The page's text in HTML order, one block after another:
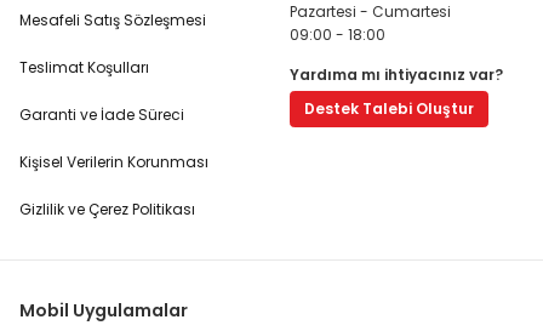
Mesafeli Satış Sözleşmesi
Teslimat Koşulları
Garanti ve İade Süreci
Kişisel Verilerin Korunması
Gizlilik ve Çerez Politikası
Pazartesi - Cumartesi
09:00 - 18:00
Yardıma mı ihtiyacınız var?
Destek Talebi Oluştur
Mobil Uygulamalar